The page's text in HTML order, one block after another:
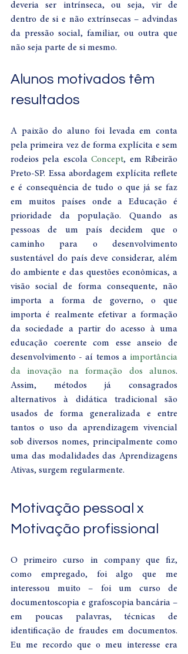
deveria ser intrínseca, ou seja, vir de
dentro de si e não extrínsecas – advindas
da pressão social, familiar, ou outra que
não seja parte de si mesmo.
Alunos motivados têm
resultados
A paixão do aluno foi levada em conta
pela primeira vez de forma explícita e sem
rodeios pela escola Concept, em Ribeirão
Preto-SP. Essa abordagem explícita reflete
e é consequência de tudo o que já se faz
em muitos países onde a Educação é
prioridade da população. Quando as
pessoas de um país decidem que o
caminho para o desenvolvimento
sustentável do país deve considerar, além
do ambiente e das questões econômicas, a
visão social de forma consequente, não
importa a forma de governo, o que
importa é realmente efetivar a formação
da sociedade a partir do acesso à uma
educação coerente com esse anseio de
desenvolvimento - aí temos a importância
da inovação na formação dos alunos.
Assim, métodos já consagrados
alternativos à didática tradicional são
usados de forma generalizada e entre
tantos o uso da aprendizagem vivencial
sob diversos nomes, principalmente como
uma das modalidades das Aprendizagens
Ativas, surgem regularmente.
Motivação pessoal x
Motivação profissional
O primeiro curso in company que fiz,
como empregado, foi algo que me
interessou muito – foi um curso de
documentoscopia e grafoscopia bancária –
em poucas palavras, técnicas de
identificação de fraudes em documentos.
Eu me recordo que o meu interesse era